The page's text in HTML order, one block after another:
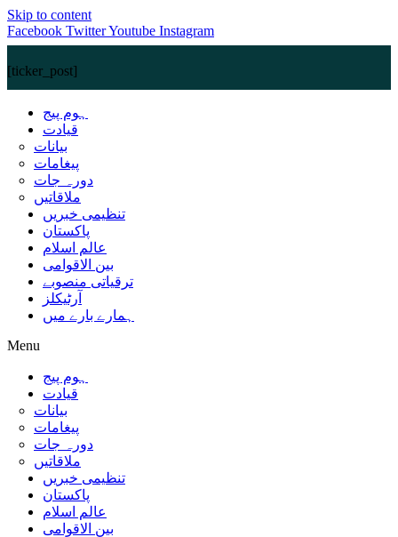
Skip to content
Facebook TwitterYoutube Instagram
[ticker_post]
ہوم پیج
قیادت
بیانات
پیغامات
دورہ جات
ملاقاتیں
تنظیمی خبریں
پاکستان
عالم اسلام
بین الاقوامی
ترقیاتی منصوبے
آرٹیکلز
ہمارے بارے میں
Menu
ہوم پیج
قیادت
بیانات
پیغامات
دورہ جات
ملاقاتیں
تنظیمی خبریں
پاکستان
عالم اسلام
بین الاقوامی